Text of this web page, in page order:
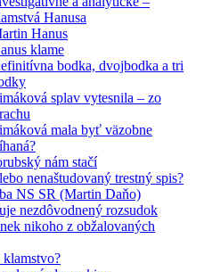
Hanusa
Hanus
klame
bodka, dvojbodka a tri
splav vytesnila – zo
mala byť väzobne
nám stačí
nenaštudovaný trestný spis?
NS SR (Martin Daňo)
nezdôvodnený rozsudok
nikoho z obžalovaných